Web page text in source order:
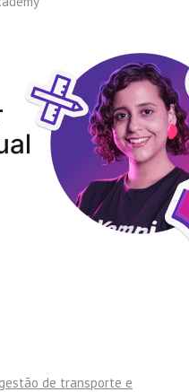
de transporte e